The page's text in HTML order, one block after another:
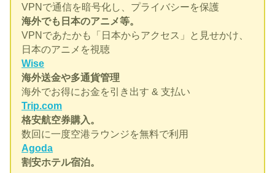
VPNで通信を暗号化し、プライバシーを保護
海外でも日本のアニメ等。
VPNであたかも「日本からアクセス」と見せかけ、
日本のアニメを視聴
Wise
海外送金や多通貨管理
海外でお得にお金を引き出す & 支払い
Trip.com
格安航空券購入。
数回に一度空港ラウンジを無料で利用
Agoda
割安ホテル宿泊。